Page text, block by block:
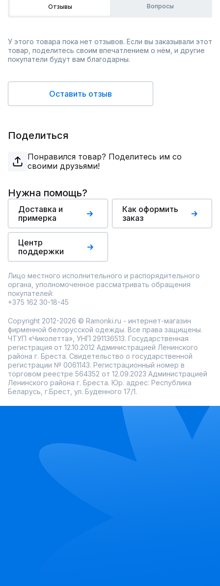
Отзывы Вопросы
У этого товара пока нет отзывов. Если вы заказывали этот
товар, поделитесь своим впечатлением о нём, и другие
покупатели будут вам благодарны.
Оставить отзыв
Поделиться
Понравился товар? Поделитесь им со
своими друзьями!
Нужна помощь?
Доставка и
примерка
Как оформить
заказ
Центр
поддержки
Лицо местного исполнительного и распорядительного
органа, уполномоченное рассматривать обращения
покупателей:
+375 162 30-18-45
Copyright 2012-2026 © Ramonki.ru - интернет-магазин
фирменной белорусской одежды. Все права защищены.
ЧТУП «Чиколетта», УНП 291136513. Государственная
регистрация от 12.10.2012 Администрацией Ленинского
района г. Бреста. Свидетельство о государственной
регистрации № 0061143. Регистрационный номер в
торговом реестре 564352 от 12.09.2023 Администрацией
Ленинского района г. Бреста. Юр. адрес: Республика
Беларусь, г.Брест, ул. Буденного 17/1.